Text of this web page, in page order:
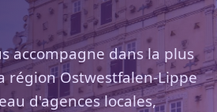
accompagne dans la plus
région Ostwestfalen-Lippe
d'agences locales,